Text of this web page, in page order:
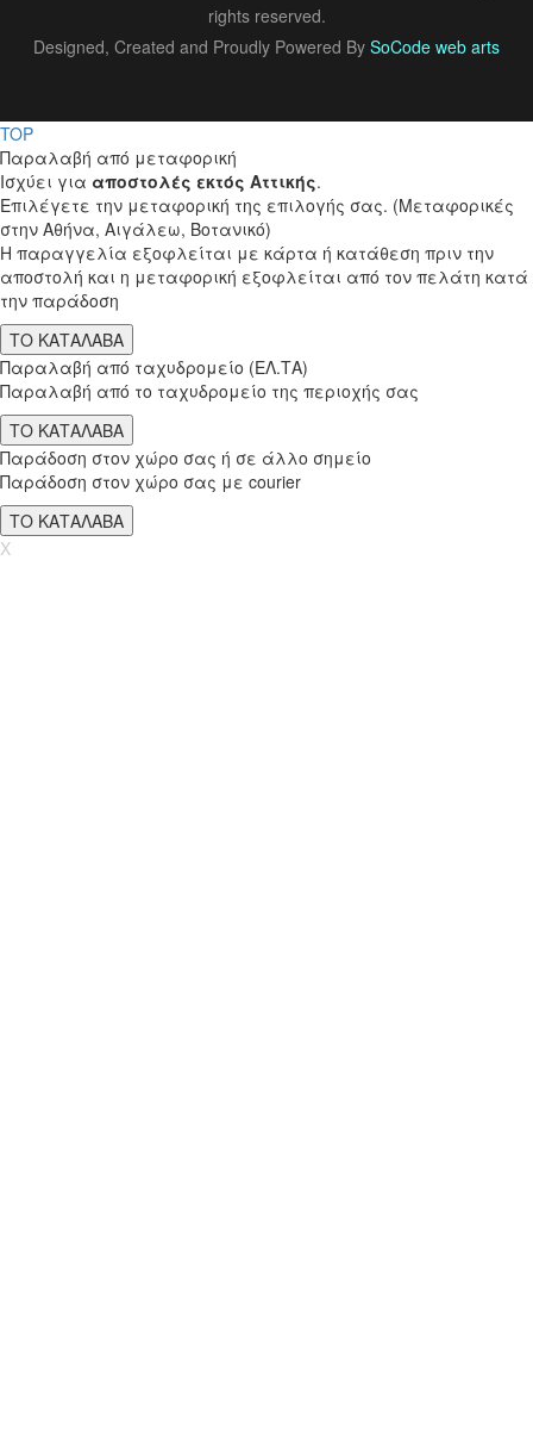
rights reserved.
Designed, Created and Proudly Powered By SoCode web arts
TOP
Παραλαβή από μεταφορική
Ισχύει για αποστολές εκτός Αττικής.
Επιλέγετε την μεταφορική της επιλογής σας. (Μεταφορικές
στην Αθήνα, Αιγάλεω, Βοτανικό)
Η παραγγελία εξοφλείται με κάρτα ή κατάθεση πριν την
αποστολή και η μεταφορική εξοφλείται από τον πελάτη κατά
την παράδοση
ΤΟ ΚΑΤΑΛΑΒΑ
Παραλαβή από ταχυδρομείο (ΕΛ.ΤΑ)
Παραλαβή από το ταχυδρομείο της περιοχής σας
ΤΟ ΚΑΤΑΛΑΒΑ
Παράδοση στον χώρο σας ή σε άλλο σημείο
Παράδοση στον χώρο σας με courier
ΤΟ ΚΑΤΑΛΑΒΑ
X